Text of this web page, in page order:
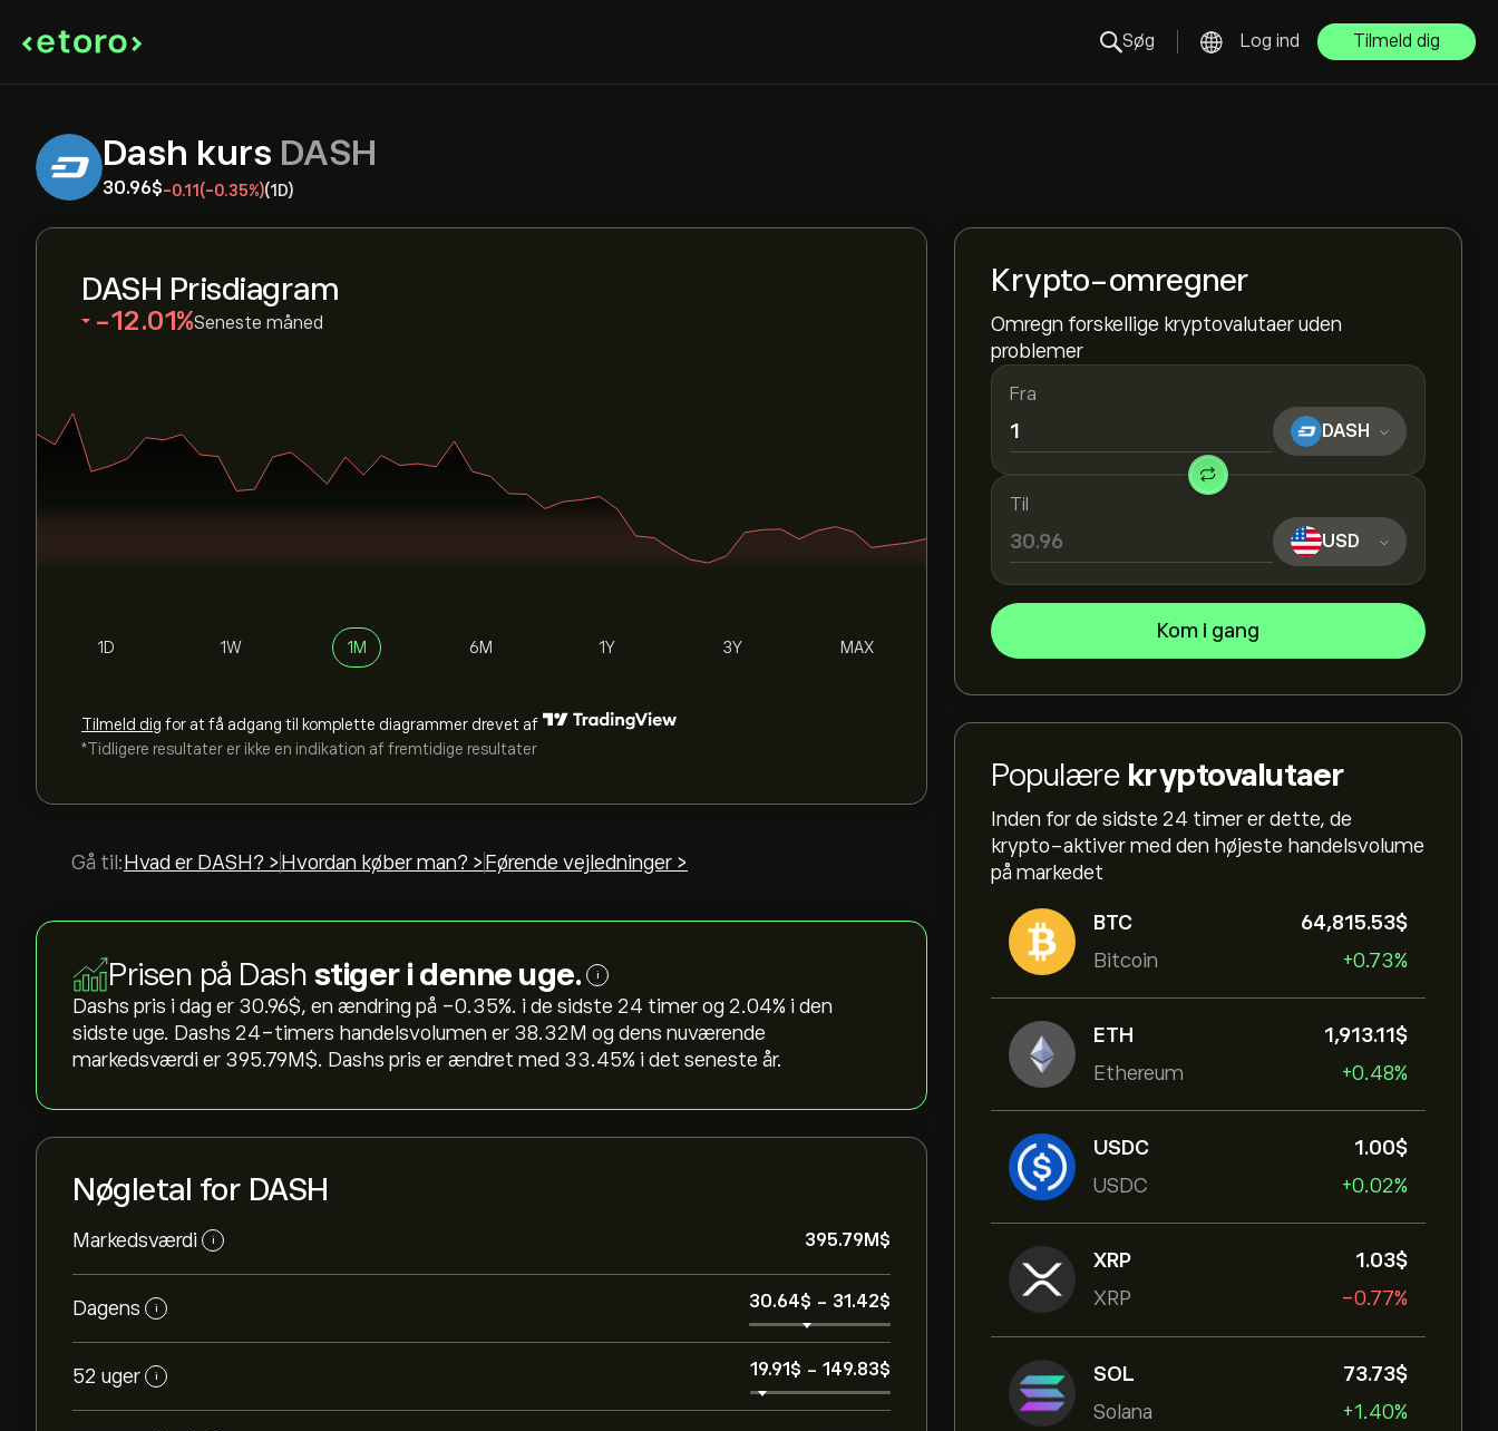
Søg Log ind Tilmeld dig
Dash kurs DASH
30.96‎$‎-0.11 (-0.35%)(1D)
Krypto-omregner
Omregn forskellige kryptovalutaer uden
problemer
Fra
DASH
Til
USD
Kom i gang
Populære kryptovalutaer
Inden for de sidste 24 timer er dette, de
krypto-aktiver med den højeste handelsvolume
på markedet
BTC
Bitcoin
64,815.53‎$‎
+0.73%
ETH
Ethereum
1,913.11‎$‎
+0.48%
USDC
USDC
1.00‎$‎
+0.02%
XRP
XRP
1.03‎$‎
-0.77%
SOL
Solana
73.73‎$‎
+1.40%
DASH Prisdiagram
‎-12.01‎ Seneste måned
1D 1W 1M 6M 1Y 3Y MAX
Tilmeld dig for at få adgang til komplette diagrammer drevet af
*Tidligere resultater er ikke en indikation af fremtidige resultater
Gå til: Hvad er DASH? > Hvordan køber man? > Førende vejledninger >
Prisen på Dash stiger i denne uge. i
Dashs pris i dag er 30.96‎$‎, en ændring på ‎-0.35‎%. i de sidste 24 timer og ‎2.04‎% i den
sidste uge. Dashs 24-timers handelsvolumen er 38.32M og dens nuværende
markedsværdi er 395.79M‎$‎. Dashs pris er ændret med ‎33.45‎% i det seneste år.
Nøgletal for DASH
Markedsværdi i 395.79M‎$‎
Dagens i 30.64‎$‎ - 31.42‎$‎
52 uger i 19.91‎$‎ - 149.83‎$‎